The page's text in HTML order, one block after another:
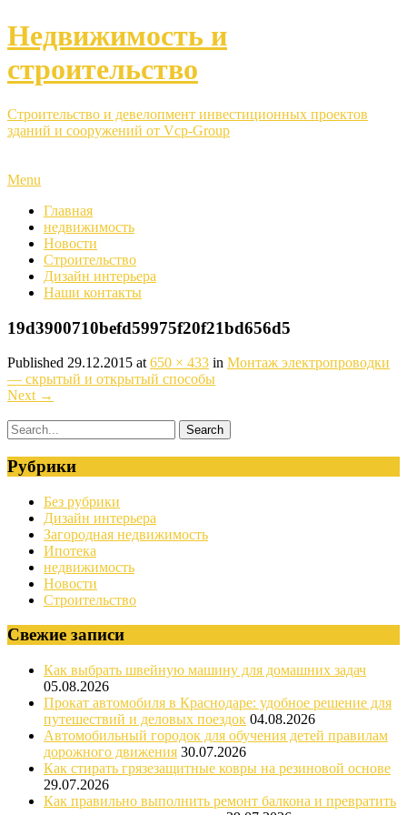
Недвижимость и
строительство
Строительство и девелопмент инвестиционных проектов
зданий и сооружений от Vcp-Group
Menu
Главная
недвижимость
Новости
Строительство
Дизайн интерьера
Наши контакты
19d3900710befd59975f20f21bd656d5
Published 29.12.2015 at 650 × 433 in Монтаж электропроводки
— скрытый и открытый способы
Next →
Рубрики
Без рубрики
Дизайн интерьера
Загородная недвижимость
Ипотека
недвижимость
Новости
Строительство
Свежие записи
Как выбрать швейную машину для домашних задач
05.08.2026
Прокат автомобиля в Краснодаре: удобное решение для
путешествий и деловых поездок 04.08.2026
Автомобильный городок для обучения детей правилам
дорожного движения 30.07.2026
Как стирать грязезащитные ковры на резиновой основе
29.07.2026
Как правильно выполнить ремонт балкона и превратить